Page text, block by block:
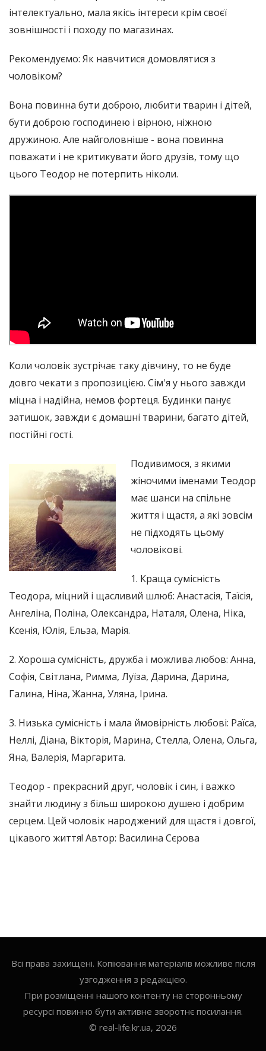
інтелектуально, мала якісь інтереси крім своєї
зовнішності і походу по магазинах.
Рекомендуємо: Як навчитися домовлятися з
чоловіком?
Вона повинна бути доброю, любити тварин і дітей,
бути доброю господинею і вірною, ніжною
дружиною. Але найголовніше - вона повинна
поважати і не критикувати його друзів, тому що
цього Теодор не потерпить ніколи.
Коли чоловік зустрічає таку дівчину, то не буде
довго чекати з пропозицією. Сім'я у нього завжди
міцна і надійна, немов фортеця. Будинки панує
затишок, завжди є домашні тварини, багато дітей,
постійні гості.
Подивимося, з якими
жіночими іменами Теодор
має шанси на спільне
життя і щастя, а які зовсім
не підходять цьому
чоловікові.
1. Краща сумісність
Теодора, міцний і щасливий шлюб: Анастасія, Таїсія,
Ангеліна, Поліна, Олександра, Наталя, Олена, Ніка,
Ксенія, Юлія, Ельза, Марія.
2. Хороша сумісність, дружба і можлива любов: Анна,
Софія, Світлана, Римма, Луїза, Дарина, Дарина,
Галина, Ніна, Жанна, Уляна, Ірина.
3. Низька сумісність і мала ймовірність любові: Раїса,
Неллі, Діана, Вікторія, Марина, Стелла, Олена, Ольга,
Яна, Валерія, Маргарита.
Теодор - прекрасний друг, чоловік і син, і важко
знайти людину з більш широкою душею і добрим
серцем. Цей чоловік народжений для щастя і довгої,
цікавого життя! Автор: Василина Сєрова
Всі права захищені. Копіювання матеріалів можливе після
узгодження з редакцією.
При розміщенні нашого контенту на сторонньому
ресурсі повинно бути активне зворотнє посилання.
© real-life.kr.ua, 2026